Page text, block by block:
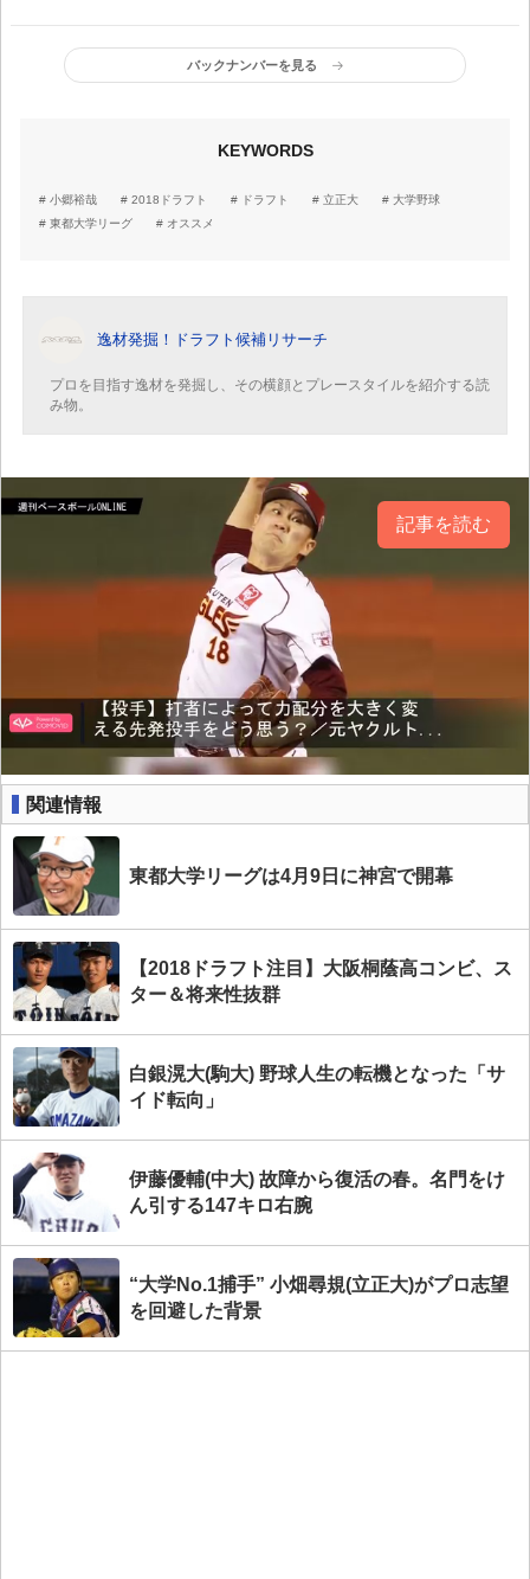
腕
バックナンバーを見る
KEYWORDS
小郷裕哉 2018ドラフト ドラフト 立正大
大学野球
東都大学リーグ
オススメ
逸材発掘！ドラフト候補リサーチ
プロを目指す逸材を発掘し、その横顔とプレースタイルを紹介する読
み物。
記事を読む
関連情報
東都大学リーグは4月9日に神宮で開幕
【2018ドラフト注目】大阪桐蔭高コンビ、ス
ター＆将来性抜群
白銀滉大(駒大) 野球人生の転機となった「サ
イド転向」
伊藤優輔(中大) 故障から復活の春。名門をけ
ん引する147キロ右腕
“大学No.1捕手” 小畑尋規(立正大)がプロ志望
を回避した背景